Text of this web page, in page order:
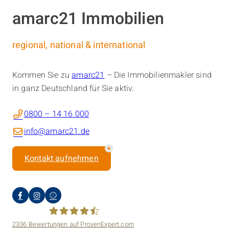
amarc21 Immobilien
regional, national & international
Kommen Sie zuamarc21– Die Immobilienmakler sind
in ganz Deutschland für Sie aktiv.
0800 – 14 16 000
info@amarc21.de
Kontakt aufnehmen
2336 Bewertungen auf ProvenExpert.com